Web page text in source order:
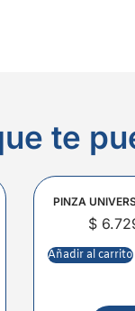
te
PINZA
$
Añadir al carrito